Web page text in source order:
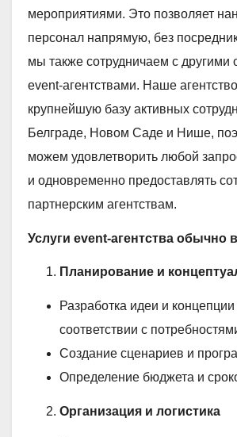
мероприятиями. Это позволяет
персонал напрямую, без
мы также сотрудничаем с
event-агентствами. Наше
крупнейшую базу активных
Белграде, Новом Саде и Нише,
можем удовлетворить любой
и одновременно предоставлять
партнерским агентствам.
Услуги event-агентства обычно
Планирование и
Разработка идеи и
соответствии с
Создание сценариев и
Определение бюджета и
Организация и логистика